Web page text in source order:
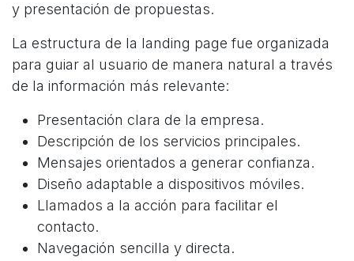
y presentación de propuestas.
La estructura de la landing page fue organizada
para guiar al usuario de manera natural a través
de la información más relevante:
Presentación clara de la empresa.
Descripción de los servicios principales.
Mensajes orientados a generar confianza.
Diseño adaptable a dispositivos móviles.
Llamados a la acción para facilitar el
contacto.
Navegación sencilla y directa.